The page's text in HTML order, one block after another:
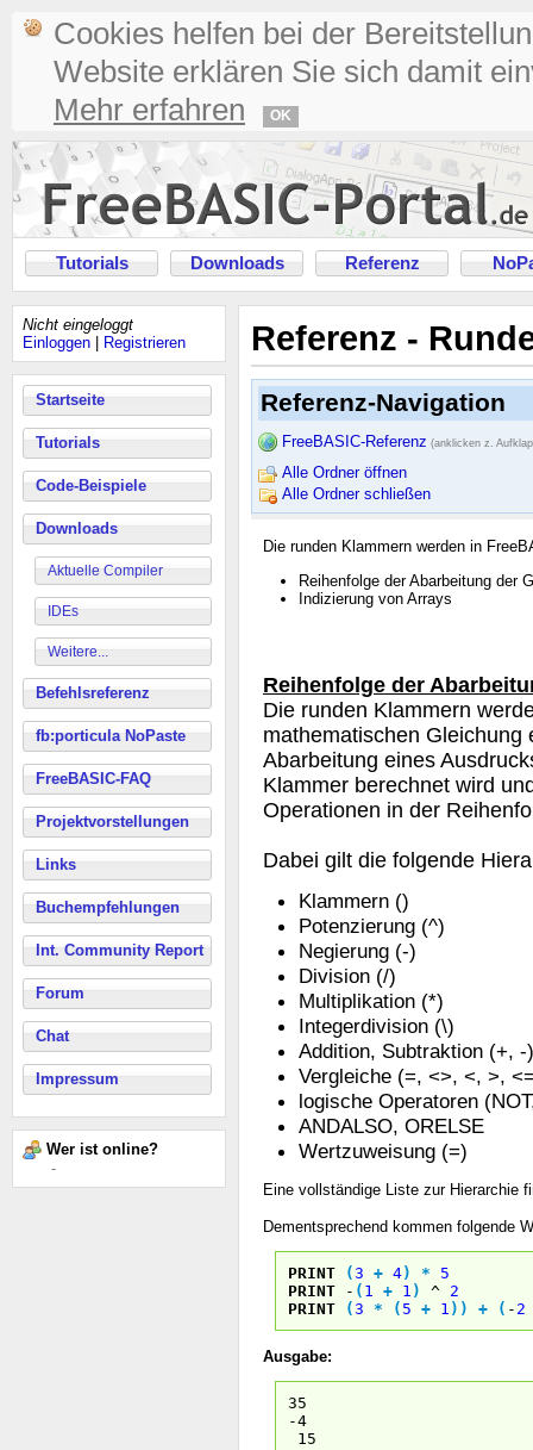
Cookies helfen bei der
Website erklären Sie sich damit
Mehr erfahren
OK
Tutorials Downloads Referenz
Nicht eingeloggt
Einloggen
Registrieren
Startseite
Tutorials
Code-Beispiele
Downloads
Aktuelle Compiler
IDEs
Weitere...
Befehlsreferenz
fb:porticula NoPaste
FreeBASIC-FAQ
Projektvorstellungen
Links
Buchempfehlungen
Int. Community Report
Forum
Chat
Impressum
Wer ist online?
-
Referenz -
Referenz-Navigation
FreeBASIC-Referenz (anklicken z.
Alle Ordner öffnen
Alle Ordner schließen
Die runden Klammern werden in
Reihenfolge der Abarbeitung der
Indizierung von Arrays
Reihenfolge der
Die runden Klammern
mathematischen Gleichung
Abarbeitung eines
Klammer berechnet wird
Operationen in der
Dabei gilt die folgende
Klammern ()
Potenzierung (^)
Negierung (-)
Division (/)
Multiplikation (*)
Integerdivision (\)
Addition, Subtraktion (+, -)
Vergleiche (=, <>, <, >,
logische Operatoren
ANDALSO, ORELSE
Wertzuweisung (=)
Eine vollständige Liste zur Hierarchie
Dementsprechend kommen folgende
PRINT (3 + 4) *
5
PRINT - ( 1 + 1 ) ^ 2
PRINT
(3 * ( 5 + 1 ) ) + ( - 2
Ausgabe:
35
-4
15